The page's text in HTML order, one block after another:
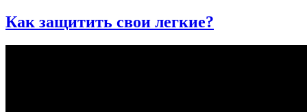
БОЛИТ
Как защитить свои легкие?